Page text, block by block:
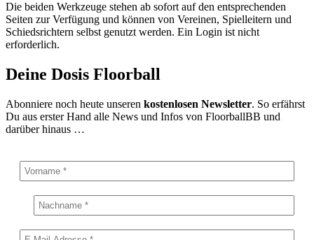
Die beiden Werkzeuge stehen ab sofort auf den entsprechenden
Seiten zur Verfügung und können von Vereinen, Spielleitern und
Schiedsrichtern selbst genutzt werden. Ein Login ist nicht
erforderlich.
Deine Dosis Floorball
Abonniere noch heute unseren kostenlosen Newsletter. So erfährst
Du aus erster Hand alle News und Infos von FloorballBB und
darüber hinaus …